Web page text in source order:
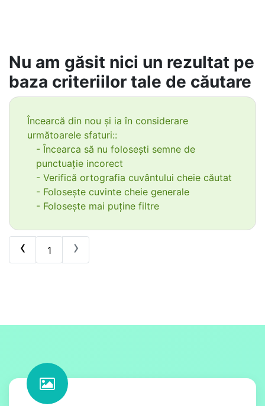
Nu am găsit nici un rezultat pe
baza criteriilor tale de căutare
Încearcă din nou și ia în considerare
următoarele sfaturi::
- Încearca să nu folosești semne de
punctuație incorect
- Verifică ortografia cuvântului cheie căutat
- Folosește cuvinte cheie generale
- Folosește mai puține filtre
‹ 1 ›